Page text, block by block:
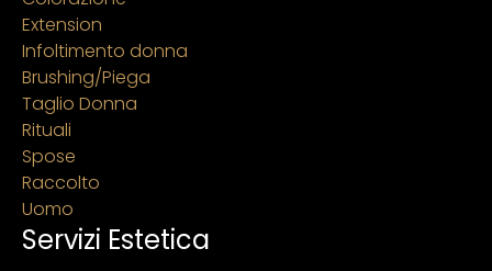
Extension
Infoltimento donna
Brushing/Piega
Taglio Donna
Rituali
Spose
Raccolto
Uomo
Servizi Estetica